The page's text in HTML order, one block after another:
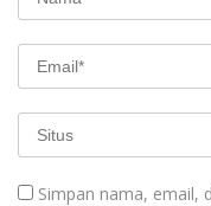
Simpan nama, email,